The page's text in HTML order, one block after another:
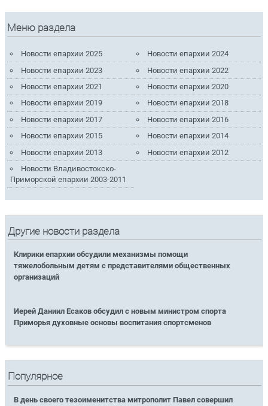
Меню раздела
Новости епархии 2025
Новости епархии 2024
Новости епархии 2023
Новости епархии 2022
Новости епархии 2021
Новости епархии 2020
Новости епархии 2019
Новости епархии 2018
Новости епархии 2017
Новости епархии 2016
Новости епархии 2015
Новости епархии 2014
Новости епархии 2013
Новости епархии 2012
Новости Владивостокско-
Приморской епархии 2003-2011
Другие новости раздела
Клирики епархии обсудили механизмы помощи
тяжелобольным детям с представителями общественных
организаций
Иерей Даниил Есаков обсудил с новым министром спорта
Приморья духовные основы воспитания спортсменов
Популярное
В день своего тезоименитства митрополит Павел совершил